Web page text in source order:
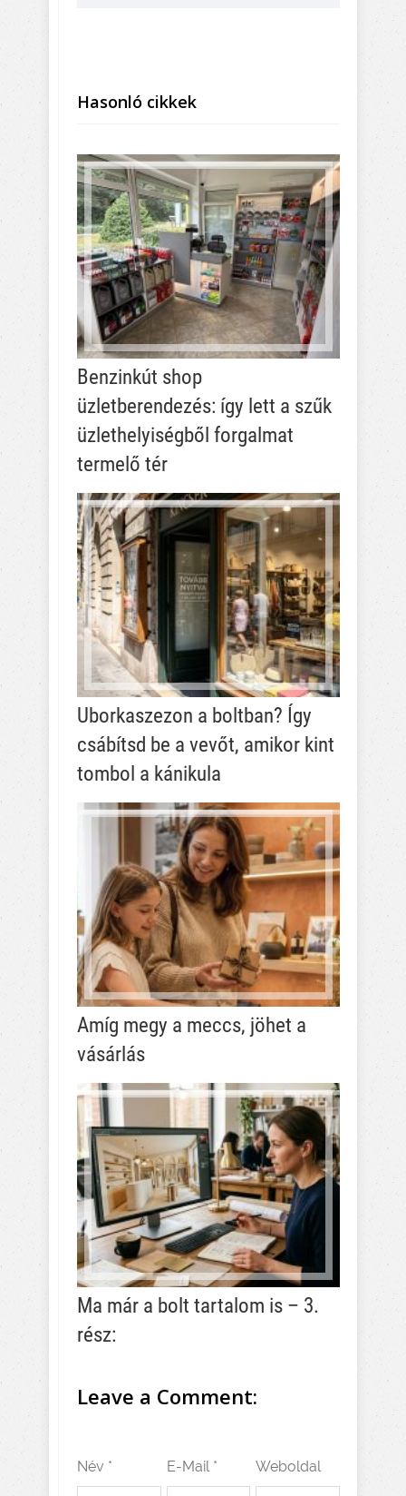
Hasonló cikkek
Benzinkút shop
üzletberendezés: így lett a szűk
üzlethelyiségből forgalmat
termelő tér
Uborkaszezon a boltban? Így
csábítsd be a vevőt, amikor kint
tombol a kánikula
Amíg megy a meccs, jöhet a
vásárlás
Ma már a bolt tartalom is – 3.
rész:
Leave a Comment:
Név * E-Mail * Weboldal